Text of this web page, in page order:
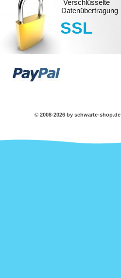
Verschlüsselte
Datenübertragung
SSL
© 2008-2026 by schwarte-shop.de